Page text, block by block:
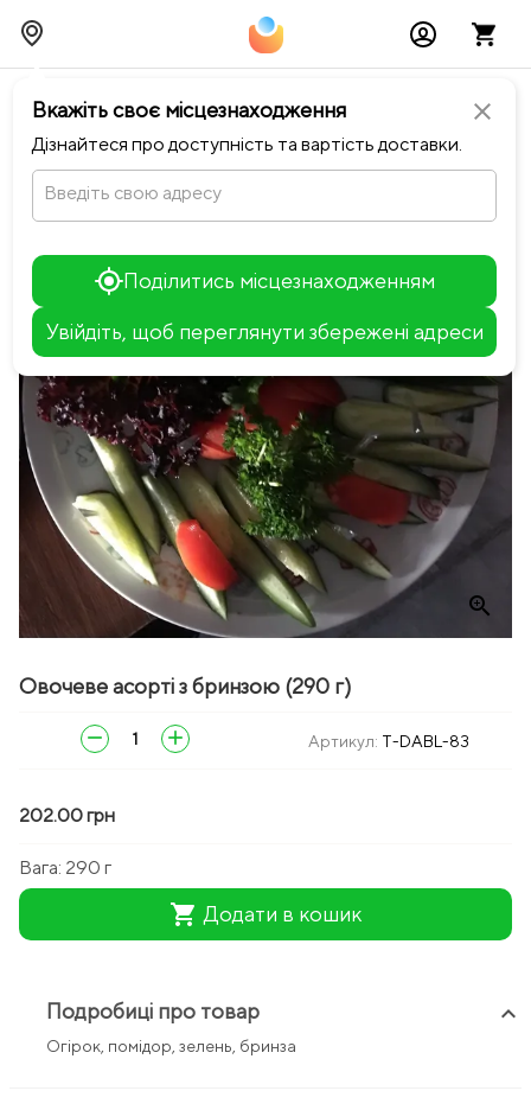
close
Вкажіть своє місцезнаходження
Дізнайтеся про доступність та вартість доставки.
Введіть свою адресу
Поділитись місцезнаходженням
Увійдіть, щоб переглянути збережені адреси
+
−
chevron_leftПовернутися до Dark Blue
zoom_in
Овочеве асорті з бринзою (290 г)
remove add Артикул: T-DABL-83
202.00 грн
Вага: 290 г
shopping_cart Додати в кошик
Подробиці про товар keyboard_arrow_up
Огірок, помідор, зелень, бринза